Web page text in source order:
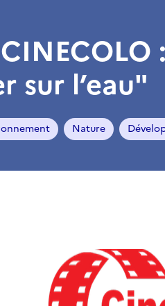
sur l’eau"
Nature